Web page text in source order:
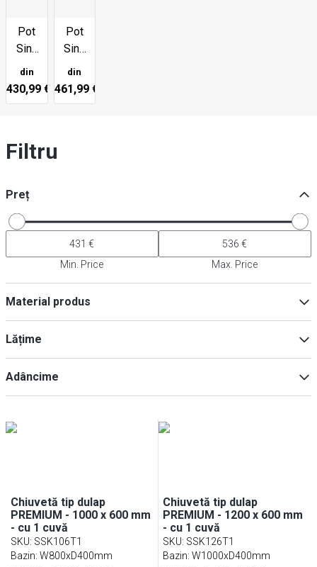
Pot
Sink
Cabinete
de
chiuvete
din
430,99 €
Pot
Sink
Cabinete
700
Deep
din
461,99 €
Filtru
Preț
Min. Price Max. Price
Material produs
Oțel inoxidabil AISI 304
Lățime
Adâncime
Chiuvetă tip dulap
PREMIUM - 1000 x 600 mm
- cu 1 cuvă
SKU: SSK106T1
Bazin: W800xD400mm
Chiuvetă tip dulap
PREMIUM - 1200 x 600 mm
- cu 1 cuvă
SKU: SSK126T1
Bazin: W1000xD400mm